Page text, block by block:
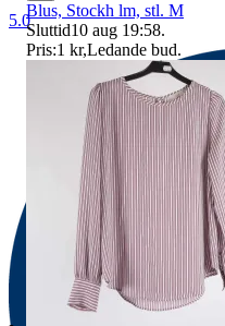
5.0
Blus, Stockh lm, stl. M
Sluttid10 aug 19:58.
Pris:1 kr,Ledande bud.